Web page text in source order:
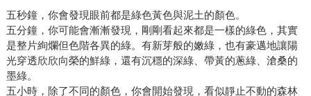
經有人生活於此的痕跡。所以，他們得年復一年地上路，沿
著古道祭禱、鳴槍、吟唱，一一指認老人家口中的「家」，
和曾走在同一條遷徙路上的祖先對話，否則屬於他們自己的
歷史便會被湮沒，一個族群的根也將就此斷裂。 這整趟路
途，有人是在家人的鼓勵下辭了職才能加入隊伍，有人穿著
雨鞋上路，有人在抵達家屋時哭了，掬起家屋前的土喃喃：
五秒鐘，你會發現眼前都是綠色黃色與泥土的顏色。
五分鐘，你可能會漸漸發現，剛剛看起來都是一樣的綠色，其實
是整片絢爛但色階各異的綠。有新芽般的嫩綠，也有豪邁地讓陽
光穿透欣欣向榮的鮮綠，還有沉穩的深綠、帶黃的蔥綠、滄桑的
墨綠。
五小時，除了不同的顏色，你會開始發現，看似靜止不動的森林